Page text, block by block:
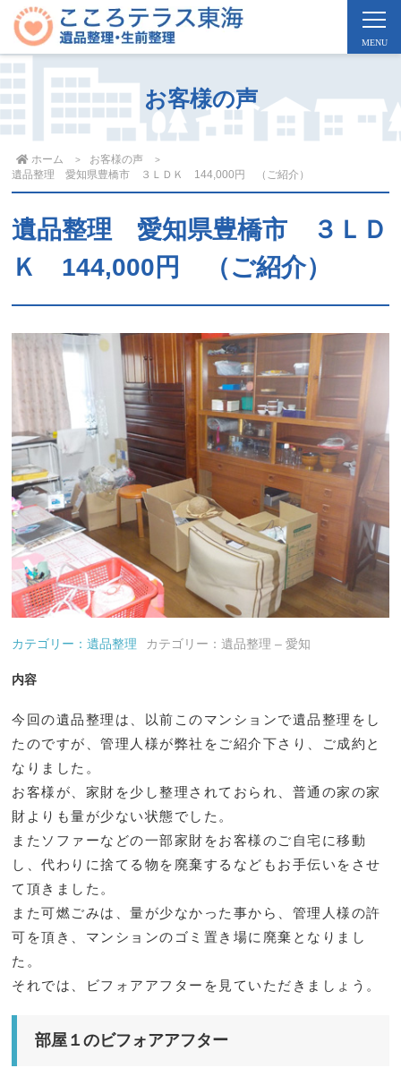
お客様の声
ホーム
お客様の声
遺品整理 愛知県豊橋市 ３ＬＤＫ 144,000円 （ご紹介）
遺品整理 愛知県豊橋市 ３ＬＤ
Ｋ 144,000円 （ご紹介）
カテゴリー：遺品整理 カテゴリー：遺品整理 – 愛知
内容
今回の遺品整理は、以前このマンションで遺品整理をし
たのですが、管理人様が弊社をご紹介下さり、ご成約と
なりました。
お客様が、家財を少し整理されておられ、普通の家の家
財よりも量が少ない状態でした。
またソファーなどの一部家財をお客様のご自宅に移動
し、代わりに捨てる物を廃棄するなどもお手伝いをさせ
て頂きました。
また可燃ごみは、量が少なかった事から、管理人様の許
可を頂き、マンションのゴミ置き場に廃棄となりまし
た。
それでは、ビフォアアフターを見ていただきましょう。
部屋１のビフォアアフター